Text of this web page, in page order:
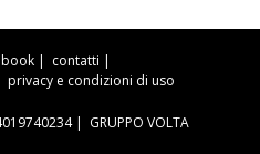
| contatti |
privacy e condizioni di uso
| GRUPPO VOLTA